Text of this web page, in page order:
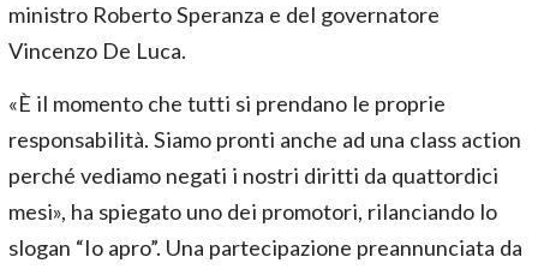
ministro Roberto Speranza e del governatore
Vincenzo De Luca.
«È il momento che tutti si prendano le proprie
responsabilità. Siamo pronti anche ad una class action
perché vediamo negati i nostri diritti da quattordici
mesi», ha spiegato uno dei promotori, rilanciando lo
slogan “Io apro”. Una partecipazione preannunciata da